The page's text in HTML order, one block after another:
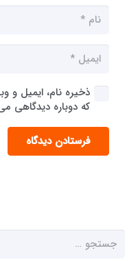
ذخیره نام، ایمیل و
که دوباره دیدگاهی
فرستادن دیدگاه
جستجو